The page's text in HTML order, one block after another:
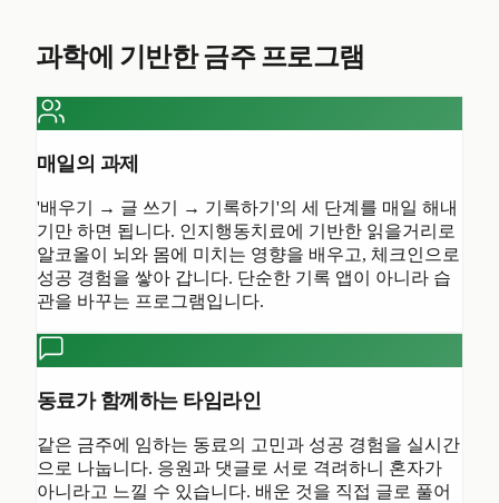
과학에 기반한 금주 프로그램
매일의 과제
'배우기 → 글 쓰기 → 기록하기'의 세 단계를 매일 해내
기만 하면 됩니다. 인지행동치료에 기반한 읽을거리로
알코올이 뇌와 몸에 미치는 영향을 배우고, 체크인으로
성공 경험을 쌓아 갑니다. 단순한 기록 앱이 아니라 습
관을 바꾸는 프로그램입니다.
동료가 함께하는 타임라인
같은 금주에 임하는 동료의 고민과 성공 경험을 실시간
으로 나눕니다. 응원과 댓글로 서로 격려하니 혼자가
아니라고 느낄 수 있습니다. 배운 것을 직접 글로 풀어